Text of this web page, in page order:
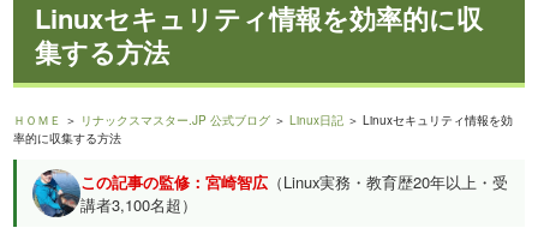
Linuxセキュリティ情報を効率的に収
集する方法
ＨＯＭＥ ＞ リナックスマスター.JP 公式ブログ ＞Linux日記 ＞ Linuxセキュリティ情報を効
率的に収集する方法
この記事の監修：宮崎智広 （Linux実務・教育歴20年以上・受
講者3,100名超）